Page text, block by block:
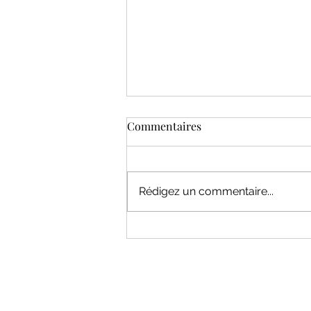
VIDEO : Pourvu que ça dure ! |
Commentaires
Rédigez un commentaire...